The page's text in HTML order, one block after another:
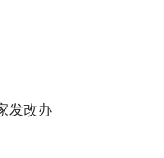
发改办